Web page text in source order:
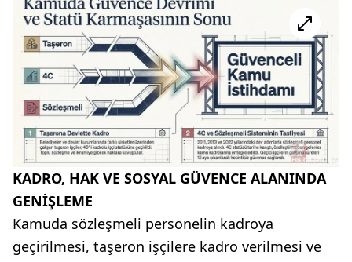
KADRO, HAK VE SOSYAL GÜVENCE ALANINDA
GENİŞLEME
Kamuda sözleşmeli personelin kadroya
geçirilmesi, taşeron işçilere kadro verilmesi ve